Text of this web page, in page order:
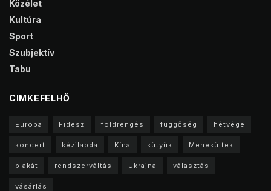
Közélet
Kultúra
Sport
Szubjektív
Tabu
CIMKEFELHŐ
Europa Fidesz földrengés függőség hétvége
koncert kézilabda Kína kütyük Menekültek
plakát rendszerváltás Ukrajna választás
vásárlás